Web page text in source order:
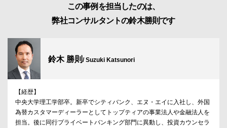
この事例を担当したのは、
弊社コンサルタントの鈴木勝則です
鈴木 勝則 / Suzuki Katsunori
【経歴】
中央大学理工学部卒。新卒でシティバンク、エヌ・エイに入社し、外国
為替カスタマーディーラーとしてトップティアの事業法人や金融法人を
担当。後に同行プライベートバンキング部門に異動し、投資カウンセラ